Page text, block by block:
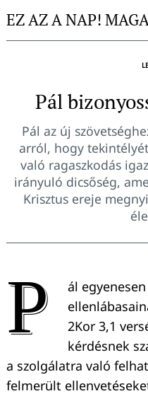
toEZ AZ A NAP!
Pál
Pál az új
arról, hogy
való ragaszkodás
irányuló dicsőség,
Krisztus ereje
P
ál
2Kor 3,1
kérdésnek
a szolgálatra való
felmerült